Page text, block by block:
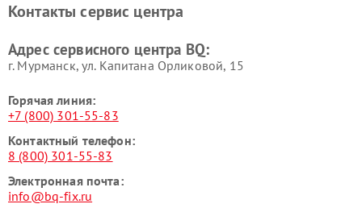
Контакты сервис центра
Адрес сервисного центра BQ:
г. Мурманск, ул. Капитана Орликовой, 15
Горячая линия:
+7 (800) 301-55-83
Контактный телефон:
8 (800) 301-55-83
Электронная почта:
info@bq-fix.ru